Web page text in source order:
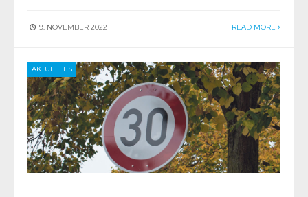
9. NOVEMBER 2022 READ MORE
AKTUELLES